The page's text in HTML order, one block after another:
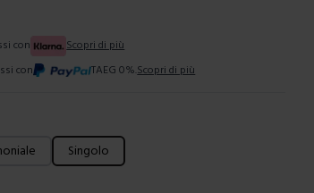
con
Scopri di più
con TAEG 0%. Scopri di più
Singolo